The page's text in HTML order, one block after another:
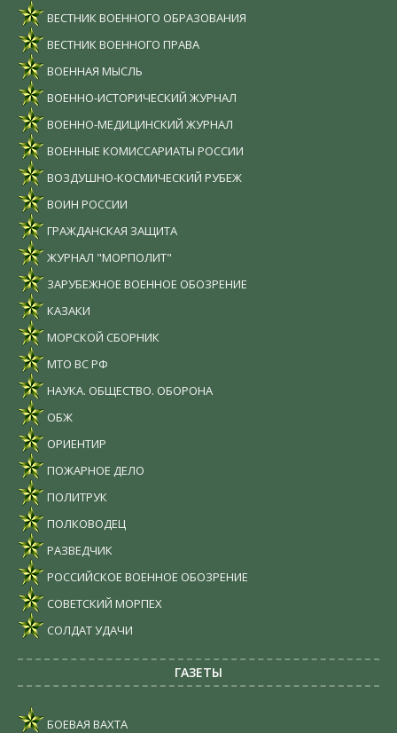
ВЕСТНИК ВОЕННОГО ОБРАЗОВАНИЯ
ВЕСТНИК ВОЕННОГО ПРАВА
ВОЕННАЯ МЫСЛЬ
ВОЕННО-ИСТОРИЧЕСКИЙ ЖУРНАЛ
ВОЕННО-МЕДИЦИНСКИЙ ЖУРНАЛ
ВОЕННЫЕ КОМИССАРИАТЫ РОССИИ
ВОЗДУШНО-КОСМИЧЕСКИЙ РУБЕЖ
ВОИН РОССИИ
ГРАЖДАНСКАЯ ЗАЩИТА
ЖУРНАЛ "МОРПОЛИТ"
ЗАРУБЕЖНОЕ ВОЕННОЕ ОБОЗРЕНИЕ
КАЗАКИ
МОРСКОЙ СБОРНИК
МТО ВС РФ
НАУКА. ОБЩЕСТВО. ОБОРОНА
ОБЖ
ОРИЕНТИР
ПОЖАРНОЕ ДЕЛО
ПОЛИТРУК
ПОЛКОВОДЕЦ
РАЗВЕДЧИК
РОССИЙСКОЕ ВОЕННОЕ ОБОЗРЕНИЕ
СОВЕТСКИЙ МОРПЕХ
СОЛДАТ УДАЧИ
ГАЗЕТЫ
БОЕВАЯ ВАХТА